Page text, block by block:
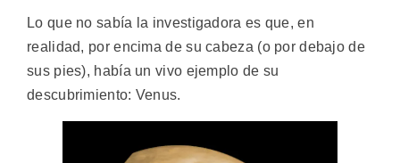
Lo que no sabía la investigadora es que, en
realidad, por encima de su cabeza (o por debajo de
sus pies), había un vivo ejemplo de su
descubrimiento: Venus.